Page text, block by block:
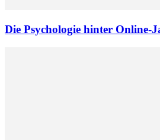
Die Psychologie hinter Online-